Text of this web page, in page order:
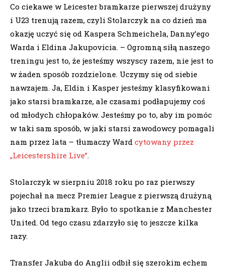
Co ciekawe w Leicester bramkarze pierwszej drużyny
i U23 trenują razem, czyli Stolarczyk na co dzień ma
okazję uczyć się od Kaspera Schmeichela, Danny’ego
Warda i Eldina Jakupovicia. – Ogromną siłą naszego
treningu jest to, że jesteśmy wszyscy razem, nie jest to
w żaden sposób rozdzielone. Uczymy się od siebie
nawzajem. Ja, Eldin i Kasper jesteśmy klasyfikowani
jako starsi bramkarze, ale czasami podłapujemy coś
od młodych chłopaków. Jesteśmy po to, aby im pomóc
w taki sam sposób, w jaki starsi zawodowcy pomagali
nam przez lata – tłumaczy Ward cytowany przez
„Leicestershire Live”.
Stolarczyk w sierpniu 2018 roku po raz pierwszy
pojechał na mecz Premier League z pierwszą drużyną
jako trzeci bramkarz. Było to spotkanie z Manchester
United. Od tego czasu zdarzyło się to jeszcze kilka
razy.
Transfer Jakuba do Anglii odbił się szerokim echem